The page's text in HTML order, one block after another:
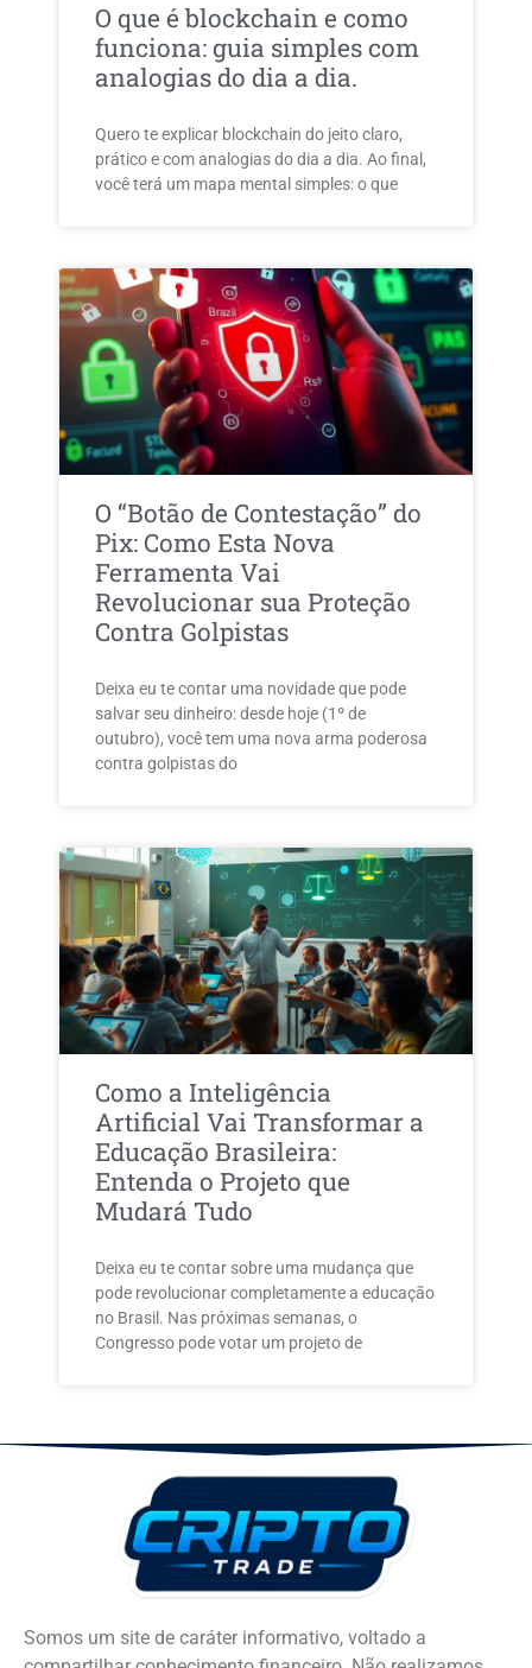
O que é blockchain e como
funciona: guia simples com
analogias do dia a dia.
Quero te explicar blockchain do jeito claro,
prático e com analogias do dia a dia. Ao final,
você terá um mapa mental simples: o que
O “Botão de Contestação” do
Pix: Como Esta Nova
Ferramenta Vai
Revolucionar sua Proteção
Contra Golpistas
Deixa eu te contar uma novidade que pode
salvar seu dinheiro: desde hoje (1º de
outubro), você tem uma nova arma poderosa
contra golpistas do
Como a Inteligência
Artificial Vai Transformar a
Educação Brasileira:
Entenda o Projeto que
Mudará Tudo
Deixa eu te contar sobre uma mudança que
pode revolucionar completamente a educação
no Brasil. Nas próximas semanas, o
Congresso pode votar um projeto de
Somos um site de caráter informativo, voltado a